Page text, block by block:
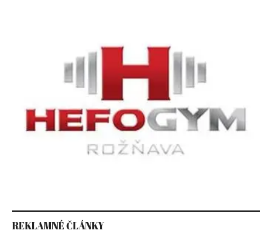
REKLAMNÉ ČLÁNKY